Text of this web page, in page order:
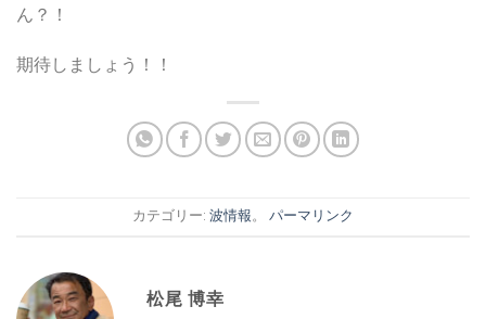
ん？！
期待しましょう！！
カテゴリー: 波情報。 パーマリンク
松尾 博幸